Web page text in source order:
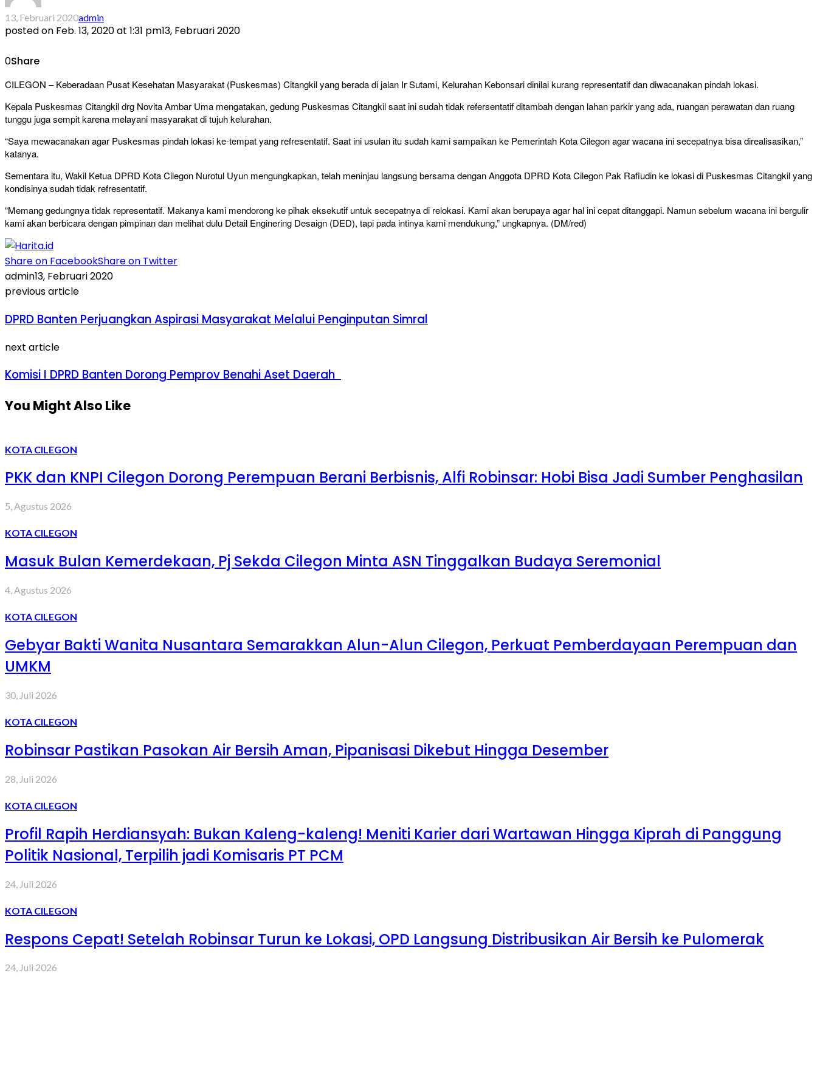
13, Februari 2020admin
posted on Feb. 13, 2020 at 1:31 pm13, Februari 2020
0Share
CILEGON – Keberadaan Pusat Kesehatan Masyarakat (Puskesmas) Citangkil yang berada di jalan Ir Sutami, Kelurahan Kebonsari dinilai kurang representatif dan diwacanakan pindah lokasi.
Kepala Puskesmas Citangkil drg Novita Ambar Uma mengatakan, gedung Puskesmas Citangkil saat ini sudah tidak refersentatif ditambah dengan lahan parkir yang ada, ruangan perawatan dan ruang
tunggu juga sempit karena melayani masyarakat di tujuh kelurahan.
“Saya mewacanakan agar Puskesmas pindah lokasi ke-tempat yang refresentatif. Saat ini usulan itu sudah kami sampaikan ke Pemerintah Kota Cilegon agar wacana ini secepatnya bisa direalisasikan,”
katanya.
Sementara itu, Wakil Ketua DPRD Kota Cilegon Nurotul Uyun mengungkapkan, telah meninjau langsung bersama dengan Anggota DPRD Kota Cilegon Pak Rafiudin ke lokasi di Puskesmas Citangkil yang
kondisinya sudah tidak refresentatif.
“Memang gedungnya tidak representatif. Makanya kami mendorong ke pihak eksekutif untuk secepatnya di relokasi. Kami akan berupaya agar hal ini cepat ditanggapi. Namun sebelum wacana ini bergulir
kami akan berbicara dengan pimpinan dan melihat dulu Detail Enginering Desaign (DED), tapi pada intinya kami mendukung,” ungkapnya. (DM/red)
Share on FacebookShare on Twitter
admin13, Februari 2020
previous article
DPRD Banten Perjuangkan Aspirasi Masyarakat Melalui Penginputan Simral
next article
Komisi I DPRD Banten Dorong Pemprov Benahi Aset Daerah ⁣ ⁣
You Might Also Like
KOTA CILEGON
PKK dan KNPI Cilegon Dorong Perempuan Berani Berbisnis, Alfi Robinsar: Hobi Bisa Jadi Sumber Penghasilan
5, Agustus 2026
KOTA CILEGON
Masuk Bulan Kemerdekaan, Pj Sekda Cilegon Minta ASN Tinggalkan Budaya Seremonial
4, Agustus 2026
KOTA CILEGON
Gebyar Bakti Wanita Nusantara Semarakkan Alun-Alun Cilegon, Perkuat Pemberdayaan Perempuan dan
UMKM
30, Juli 2026
KOTA CILEGON
Robinsar Pastikan Pasokan Air Bersih Aman, Pipanisasi Dikebut Hingga Desember
28, Juli 2026
KOTA CILEGON
Profil Rapih Herdiansyah: Bukan Kaleng-kaleng! Meniti Karier dari Wartawan Hingga Kiprah di Panggung
Politik Nasional, Terpilih jadi Komisaris PT PCM
24, Juli 2026
KOTA CILEGON
Respons Cepat! Setelah Robinsar Turun ke Lokasi, OPD Langsung Distribusikan Air Bersih ke Pulomerak
24, Juli 2026